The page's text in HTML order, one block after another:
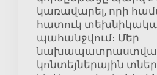
կառավարել, որի
հատուկ
պահանջվում։ Մեր
կոնտեյներային